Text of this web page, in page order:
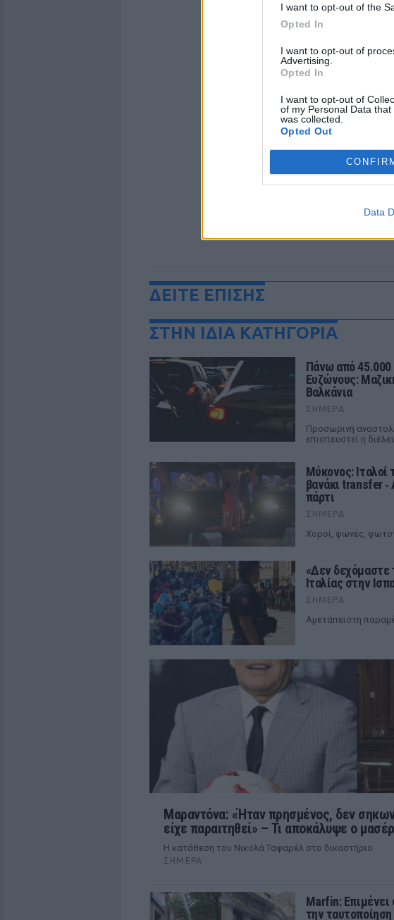
I want to opt-out of the
Opted In
I want to opt-out of
Advertising.
Opted In
I want to opt-out of
of my Personal Data
was collected.
Opted Out
Data
ΔΕΙΤΕ ΕΠΙΣΗΣ
ΣΤΗΝ ΙΔΙΑ ΚΑΤΗΓΟΡΙΑ
Πάνω από 45.000
Ευζώνους:
Βαλκάνια
ΣΉΜΕΡΑ
Προσωρινή
επισπευστεί η
Μύκονος: Ιταλοί
βανάκι transfer ‑
πάρτι
ΣΉΜΕΡΑ
Χοροί, φωνές,
«Δεν δεχόμαστε
Ιταλίας στην
ΣΉΜΕΡΑ
Αμετάπειστη
Μαραντόνα: «Ήταν πρησμένος, δεν
είχε παραιτηθεί» – Τι αποκάλυψε ο
Η κατάθεση του Νικολά Ταφαρέλ στο δικαστήριο
ΣΉΜΕΡΑ
Marfin: Επιμένει
την ταυτοποίηση